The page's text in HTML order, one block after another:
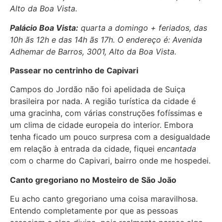
Alto da Boa Vista.
Palácio Boa Vista: quarta a domingo + feriados, das
10h ãs 12h e das 14h ãs 17h. O endereço é: Avenida
Adhemar de Barros, 3001, Alto da Boa Vista.
Passear no centrinho de Capivari
Campos do Jordão não foi apelidada de Suiça
brasileira por nada. A região turística da cidade é
uma gracinha, com várias construções fofíssimas e
um clima de cidade europeia do interior. Embora
tenha ficado um pouco surpresa com a desigualdade
em relação à entrada da cidade, fiquei encantada
com o charme do Capivari, bairro onde me hospedei.
Canto gregoriano no Mosteiro de São João
Eu acho canto gregoriano uma coisa maravilhosa.
Entendo completamente por que as pessoas